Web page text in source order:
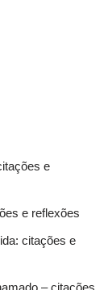
e
e reflexões
citações e